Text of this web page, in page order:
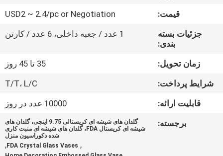
کارخانه
کنترل
کیفیت
قیمت:
USD2 ~ 2.4/pc or Negotiation
جزئیات بسته
بندی:
1 عدد / جعبه داخلی، 6 عدد / کارتن
زمان تحویل:
35 تا 45 روز
شرایط پرداخت:
T/T، L/C
قابلیت ارائه:
10000 عدد در روز
برجسته:
گلدان های شیشه ای کریستالی 9.75 اینچی، گلدان های
شیشه ای کریستال FDA، گلدان های شیشه ای منبت کاری
شده دکوراسیون منزل
,
FDA Crystal Glass Vases
,